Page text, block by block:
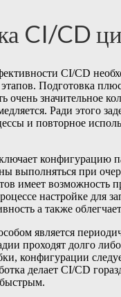
CI/CD
CI/CD
Подготовка
очень значительное
Ради этого
и повторное
конфигурацию
выполняться при
имеет возможность
настройке для
а также
является
проходят долго
конфигурации
делает CI/CD